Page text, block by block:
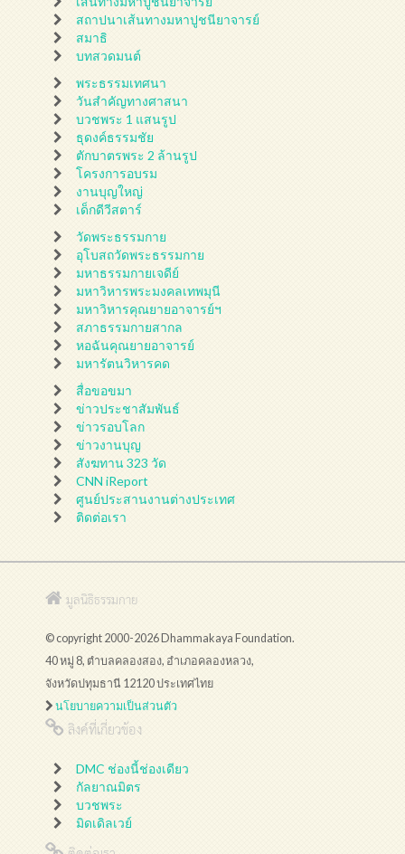
สถาปนาเส้นทางมหาปูชนียาจารย์
สมาธิ
บทสวดมนต์
พระธรรมเทศนา
วันสำคัญทางศาสนา
บวชพระ 1 แสนรูป
ธุดงค์ธรรมชัย
ตักบาตรพระ 2 ล้านรูป
โครงการอบรม
งานบุญใหญ่
เด็กดีวีสตาร์
วัดพระธรรมกาย
อุโบสถวัดพระธรรมกาย
มหาธรรมกายเจดีย์
มหาวิหารพระมงคลเทพมุนี
มหาวิหารคุณยายอาจารย์ฯ
สภาธรรมกายสากล
หอฉันคุณยายอาจารย์
มหารัตนวิหารคด
สื่อขอขมา
ข่าวประชาสัมพันธ์
ข่าวรอบโลก
ข่าวงานบุญ
สังฆทาน 323 วัด
CNN iReport
ศูนย์ประสานงานต่างประเทศ
ติดต่อเรา
มูลนิธิธรรมกาย
© copyright 2000-2026 Dhammakaya Foundation.
40 หมู่ 8, ตำบลคลองสอง, อำเภอคลองหลวง,
จังหวัดปทุมธานี 12120 ประเทศไทย
นโยบายความเป็นส่วนตัว
ลิงค์ที่เกี่ยวข้อง
DMC ช่องนี้ช่องเดียว
กัลยาณมิตร
บวชพระ
มิดเดิลเวย์